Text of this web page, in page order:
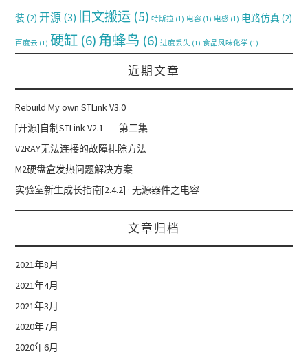
装 (2) 开源 (3) 旧文搬运 (5) 特斯拉 (1) 电容 (1) 电感 (1) 电路仿真 (2)
百度云 (1) 硬缸 (6)角蜂鸟 (6) 进度丢失 (1) 食品风味化学 (1)
近期文章
Rebuild My own STLink V3.0
[开源]自制STLink V2.1——第二集
V2RAY无法连接的故障排除方法
M2硬盘盒发热问题解决方案
实验室新生成长指南[2.4.2] · 无源器件之电容
文章归档
2021年8月
2021年4月
2021年3月
2020年7月
2020年6月